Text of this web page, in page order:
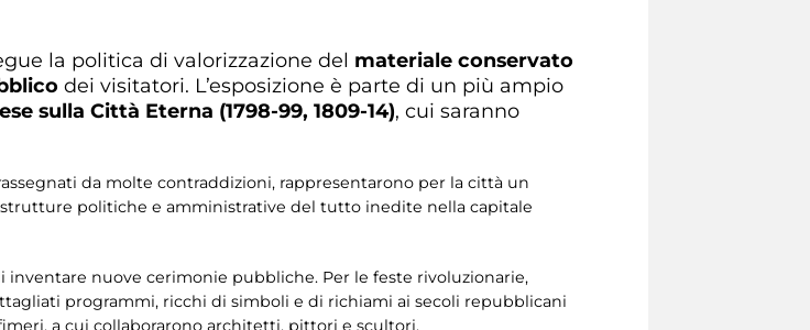
la politica di valorizzazione del materiale conservato
dei visitatori. L’esposizione è parte di un più ampio
sulla Città Eterna (1798-99, 1809-14), cui saranno
da molte contraddizioni, rappresentarono per la città un
politiche e amministrative del tutto inedite nella capitale
nuove cerimonie pubbliche. Per le feste rivoluzionarie,
programmi, ricchi di simboli e di richiami ai secoli repubblicani
a cui collaborarono architetti, pittori e scultori.